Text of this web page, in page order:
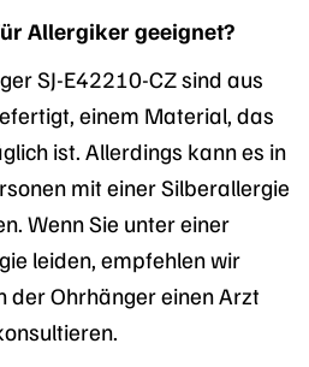
Allergiker geeignet?
SJ-E42210-CZ sind aus
einem Material, das
ist. Allerdings kann es in
mit einer Silberallergie
Wenn Sie unter einer
leiden, empfehlen wir
der Ohrhänger einen Arzt